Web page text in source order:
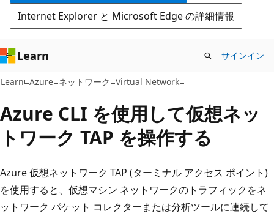
ス
キ
ッ
プ
Internet Explorer と Microsoft Edge の詳細情報
Learn サインイン
Learn Azure ネットワーク Virtual Network
Azure CLI を使用して仮想ネッ
トワーク TAP を操作する
Azure 仮想ネットワーク TAP (ターミナル アクセス ポイント)
を使用すると、仮想マシン ネットワークのトラフィックをネ
ットワーク パケット コレクターまたは分析ツールに連続して